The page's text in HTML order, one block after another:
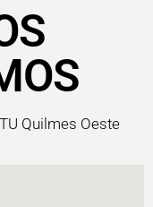
Quilmes Oeste